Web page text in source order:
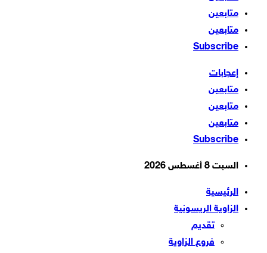
متابعين
متابعين
Subscribe
إعجابات
متابعين
متابعين
متابعين
Subscribe
السبت 8 أغسطس 2026
الرئيسية
الزاوية الريسونية
تقديم
فروع الزاوية